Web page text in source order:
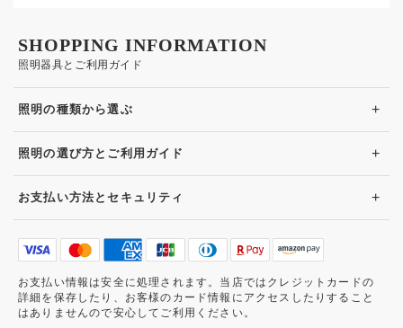
照明器具とご利用ガイド
SHOPPING INFORMATION
照明の種類から選ぶ +
照明の選び方とご利用ガイド +
お支払い方法とセキュリティ +
お支払い情報は安全に処理されます。当店ではクレジットカードの
詳細を保存したり、お客様のカード情報にアクセスしたりすること
はありませんので安心してご利用ください。